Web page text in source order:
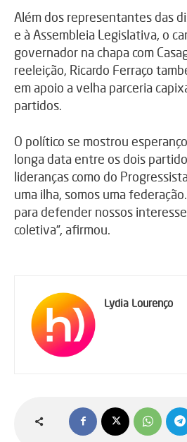
Além dos representantes das
e à Assembleia Legislativa, o
governador na chapa com
reeleição, Ricardo Ferraço
em apoio a velha parceria
partidos.
O político se mostrou
longa data entre os dois
lideranças como do
uma ilha, somos uma
para defender nossos
coletiva”, afirmou.
Lydia Lourenço